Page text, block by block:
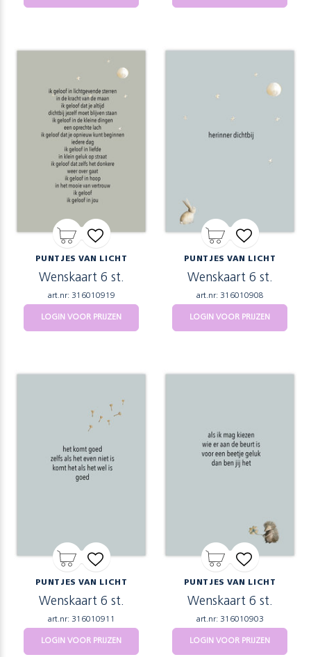
PUNTJES VAN LICHT
Wenskaart 6 st.
art.nr: 316010919
LOGIN VOOR PRIJZEN
PUNTJES VAN LICHT
Wenskaart 6 st.
art.nr: 316010908
LOGIN VOOR PRIJZEN
PUNTJES VAN LICHT
Wenskaart 6 st.
art.nr: 316010911
LOGIN VOOR PRIJZEN
PUNTJES VAN LICHT
Wenskaart 6 st.
art.nr: 316010903
LOGIN VOOR PRIJZEN